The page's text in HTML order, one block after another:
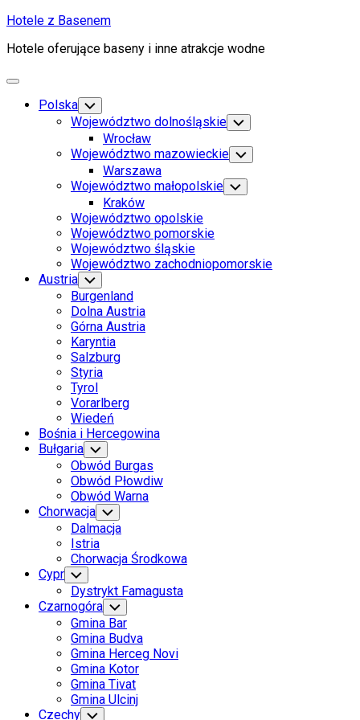
Skip
content
Hotele z Basenem
Hotele oferujące baseny i inne atrakcje wodne
Expand
Polska Toggle
Child
Menu
Województwo dolnośląskie Toggle
Child
Menu
Wrocław
Województwo mazowieckie Toggle
Child
Menu
Warszawa
Województwo małopolskie Toggle
Child
Kraków
Województwo opolskie
Województwo pomorskie
Województwo śląskie
Województwo zachodniopomorskie
Austria Toggle
Child
Menu
Burgenland
Dolna Austria
Górna Austria
Karyntia
Salzburg
Styria
Tyrol
Vorarlberg
Wiedeń
Bośnia i Hercegowina
Bułgaria Toggle
Child
Menu
Obwód Burgas
Obwód Płowdiw
Obwód Warna
Chorwacja Toggle
Child
Menu
Dalmacja
Istria
Chorwacja Środkowa
Cypr Toggle
Child
Menu
Dystrykt Famagusta
Czarnogóra Toggle
Child
Menu
Gmina Bar
Gmina Budva
Gmina Herceg Novi
Gmina Kotor
Gmina Tivat
Gmina Ulcinj
Czechy Toggle